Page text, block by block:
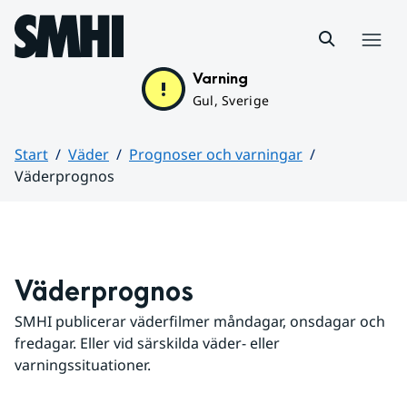
Hoppa till sidans innehåll
Varning
Gul, Sverige
Start Väder
Prognoser och varningar
Väderprognos
Väderprognos
SMHI publicerar väderfilmer måndagar, onsdagar och
fredagar. Eller vid särskilda väder- eller
varningssituationer.